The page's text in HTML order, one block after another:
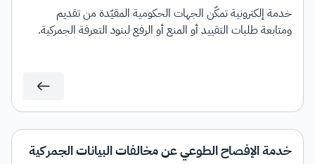
خدمة إلكترونية تمكّن الجهات الحكومية المقيّدة من تقديم
ومتابعة طلبات التقييد أو المنع أو الرفع لبنود التعرفة الجمركية.
خدمة الإفصاح الطوعي عن مخالفات البيانات الجمركية